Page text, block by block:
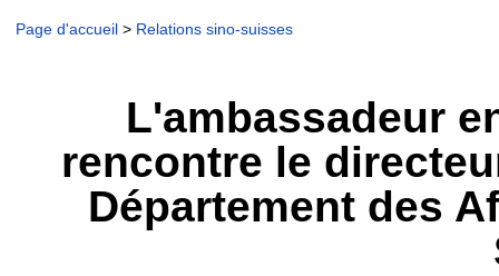
Page d'accueil > Relations sino-suisses
L'ambassadeur
rencontre le
Département des